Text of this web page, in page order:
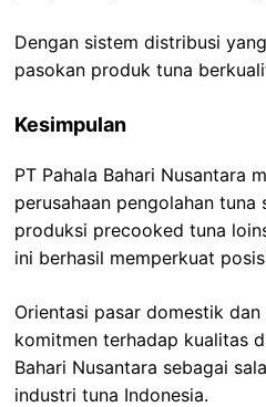
Dengan sistem distribusi
pasokan produk tuna
Kesimpulan
PT Pahala Bahari Nusantara
perusahaan pengolahan
produksi precooked tuna
ini berhasil memperkuat
Orientasi pasar domestik
komitmen terhadap kualitas
Bahari Nusantara sebagai
industri tuna Indonesia.